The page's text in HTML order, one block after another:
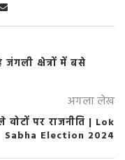
क्षेत्रों में बसे
अगला लेख
पर राजनीति | Lok
Sabha Election 2024